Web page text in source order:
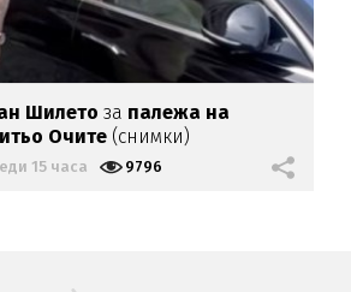
Шилетоза палежа на
Очите (снимки)
15 часа 9796